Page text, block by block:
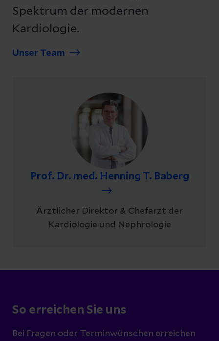
Spektrum der modernen
Kardiologie.
Unser Team
Prof. Dr. med. Henning T. Baberg
Ärztlicher Direktor & Chefarzt der
Kardiologie und Nephrologie
So erreichen Sie uns
Bei Fragen oder Terminwünschen erreichen